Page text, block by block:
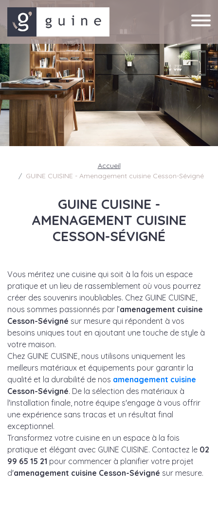
Accueil
GUINE CUISINE - Amenagement cuisine Cesson-Sévigné
GUINE CUISINE -
AMENAGEMENT CUISINE
CESSON-SÉVIGNÉ
Vous méritez une cuisine qui soit à la fois un espace
pratique et un lieu de rassemblement où vous pourrez
créer des souvenirs inoubliables. Chez GUINE CUISINE,
nous sommes passionnés par l’amenagement cuisine
Cesson-Sévigné sur mesure qui répondent à vos
besoins uniques tout en ajoutant une touche de style à
votre maison.
Chez GUINE CUISINE, nous utilisons uniquement les
meilleurs matériaux et équipements pour garantir la
qualité et la durabilité de nos amenagement cuisine
Cesson-Sévigné. De la sélection des matériaux à
l'installation finale, notre équipe s'engage à vous offrir
une expérience sans tracas et un résultat final
exceptionnel.
Transformez votre cuisine en un espace à la fois
pratique et élégant avec GUINE CUISINE. Contactez le 02
99 65 15 21 pour commencer à planifier votre projet
d'amenagement cuisine Cesson-Sévigné sur mesure.